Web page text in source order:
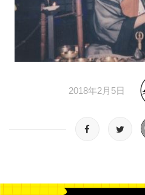
2018年2月5日